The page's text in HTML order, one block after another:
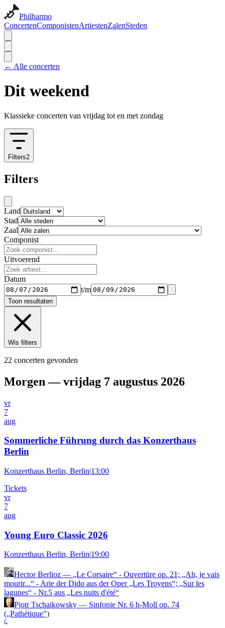
Philharmo
ConcertenComponistenArtiestenZalenSteden
← Alle concerten
Dit weekend
Klassieke concerten van vrijdag tot en met zondag
Filters2
Filters
Land
Stad
Zaal
Componist
Uitvoerend
Datum
t/m
Toon resultaten
Wis filters
22 concerten gevonden
Morgen — vrijdag 7 augustus 2026
vr
7
aug
Sommerliche Führung durch das Konzerthaus
Berlin
Konzerthaus Berlin, Berlin|13:00
Tickets
vr
7
aug
Young Euro Classic 2026
Konzerthaus Berlin, Berlin|19:00
Hector Berlioz — „Le Corsaire“ - Ouvertüre op. 21; „Ah, je vais
mourir...“ - Arie der Dido aus der Oper „Les Troyens“; „Sur les
lagunes“ - Nr.5 aus „Les nuits d'été“
Pjotr Tschaikowsky — Sinfonie Nr. 6 h-Moll op. 74
(„Pathétique")
C